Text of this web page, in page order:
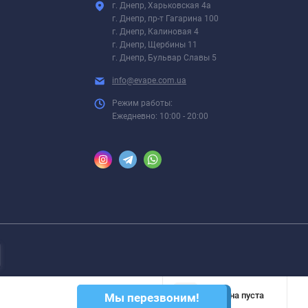
г. Днепр, Харьковская 4а
г. Днепр, пр-т Гагарина 100
г. Днепр, Калиновая 4
г. Днепр, Щербины 11
г. Днепр, Бульвар Славы 5
info@evape.com.ua
Режим работы:
Ежедневно: 10:00 - 20:00
Корзина пуста
Мы перезвоним!